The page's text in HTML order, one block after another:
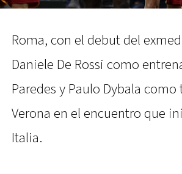
Roma, con el debut del
Daniele De Rossi como
Paredes y Paulo Dybala
Verona en el encuentro que
Italia.